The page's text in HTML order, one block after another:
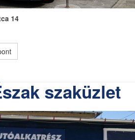
14
szaküzlet